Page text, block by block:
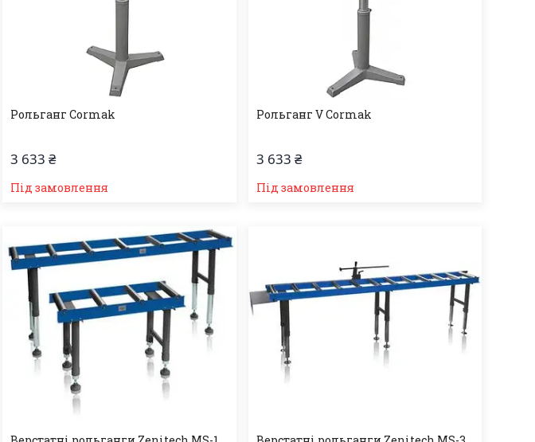
Рольганг Cormak
3 633 ₴
Під замовлення
Рольганг V Cormak
3 633 ₴
Під замовлення